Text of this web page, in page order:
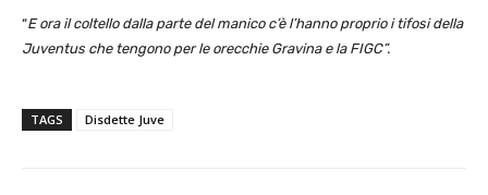
“E ora il coltello dalla parte del manico c’è l’hanno proprio i tifosi della
Juventus che tengono per le orecchie Gravina e la FIGC”.
TAGS Disdette Juve